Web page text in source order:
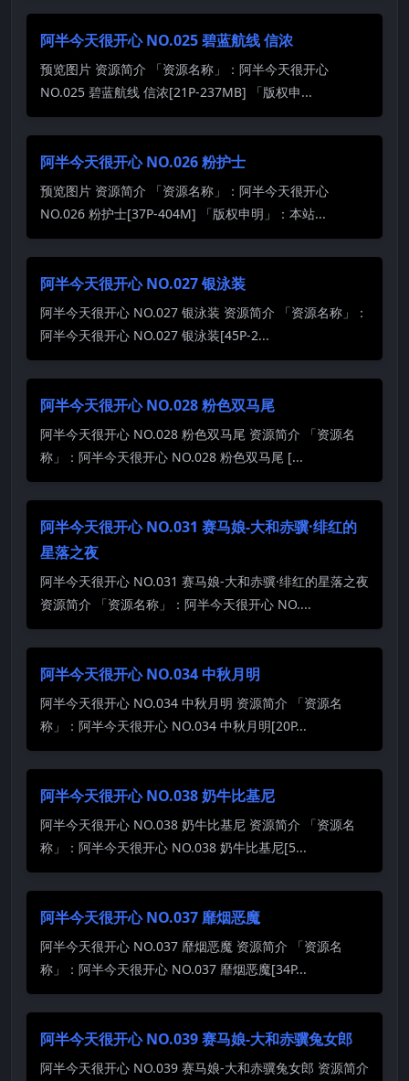
阿半今天很开心 NO.025 碧蓝航线 信浓
预览图片 资源简介 「资源名称」：阿半今天很开心
NO.025 碧蓝航线 信浓[21P-237MB] 「版权申...
阿半今天很开心 NO.026 粉护士
预览图片 资源简介 「资源名称」：阿半今天很开心
NO.026 粉护士[37P-404M] 「版权申明」：本站...
阿半今天很开心 NO.027 银泳装
阿半今天很开心 NO.027 银泳装 资源简介 「资源名称」：
阿半今天很开心 NO.027 银泳装[45P-2...
阿半今天很开心 NO.028 粉色双马尾
阿半今天很开心 NO.028 粉色双马尾 资源简介 「资源名
称」：阿半今天很开心 NO.028 粉色双马尾 [...
阿半今天很开心 NO.031 赛马娘-大和赤骥·绯红的
星落之夜
阿半今天很开心 NO.031 赛马娘-大和赤骥·绯红的星落之夜
资源简介 「资源名称」：阿半今天很开心 NO....
阿半今天很开心 NO.034 中秋月明
阿半今天很开心 NO.034 中秋月明 资源简介 「资源名
称」：阿半今天很开心 NO.034 中秋月明[20P...
阿半今天很开心 NO.038 奶牛比基尼
阿半今天很开心 NO.038 奶牛比基尼 资源简介 「资源名
称」：阿半今天很开心 NO.038 奶牛比基尼[5...
阿半今天很开心 NO.037 靡烟恶魔
阿半今天很开心 NO.037 靡烟恶魔 资源简介 「资源名
称」：阿半今天很开心 NO.037 靡烟恶魔[34P...
阿半今天很开心 NO.039 赛马娘-大和赤骥兔女郎
阿半今天很开心 NO.039 赛马娘-大和赤骥兔女郎 资源简介